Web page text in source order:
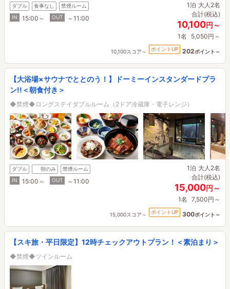
ダブル 食事なし
禁煙ルーム
IN
15:00～ OUT ～11:00
1泊 大人2名
合計(税込)
10,100円～
1名 5,050円～
10,100スコア～ ポイントUP 202ポイント～
【大浴場×サウナでととのう！】ドーミーインスタンダードプラ
ン!!＜朝食付き＞
◆禁煙◆ロングステイダブルルーム（2ドア冷蔵庫・電子レンジ）
ダブル 朝のみ
禁煙ルーム
IN
15:00～ OUT ～11:00
1泊 大人2名
合計(税込)
15,000円～
1名 7,500円～
15,000スコア～ ポイントUP 300ポイント～
【スキ旅・平日限定】12時チェックアウトプラン！＜素泊まり＞
◆禁煙◆ツインルーム